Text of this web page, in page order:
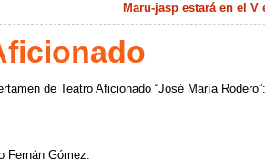
Maru-jasp estará en el
de Teatro Aficionado “José María Rodero”:
Fernán Gómez.